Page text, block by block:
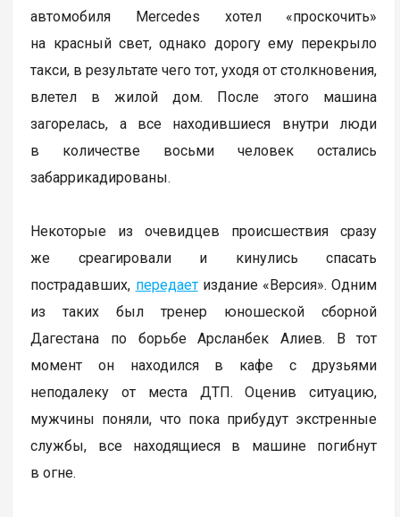
автомобиля Mercedes хотел «проскочить»
на красный свет, однако дорогу ему перекрыло
такси, в результате чего тот, уходя от столкновения,
влетел в жилой дом. После этого машина
загорелась, а все находившиеся внутри люди
в количестве восьми человек остались
забаррикадированы.
Некоторые из очевидцев происшествия сразу
же среагировали и кинулись спасать
пострадавших, передаетиздание «Версия». Одним
из таких был тренер юношеской сборной
Дагестана по борьбе Арсланбек Алиев. В тот
момент он находился в кафе с друзьями
неподалеку от места ДТП. Оценив ситуацию,
мужчины поняли, что пока прибудут экстренные
службы, все находящиеся в машине погибнут
в огне.